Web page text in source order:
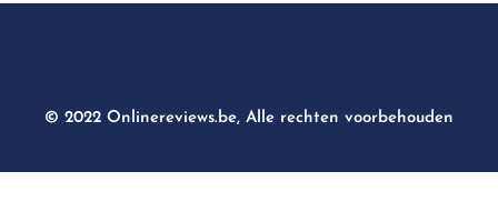
© 2022 Onlinereviews.be, Alle rechten voorbehouden